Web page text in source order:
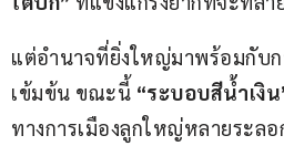
แต่อำนาจที่ยิ่งใหญ่มาพร้อมกับก
เข้มข้น ขณะนี้ “ระบอบสีน้ำเงิน
ทางการเมืองลูกใหญ่หลายระล